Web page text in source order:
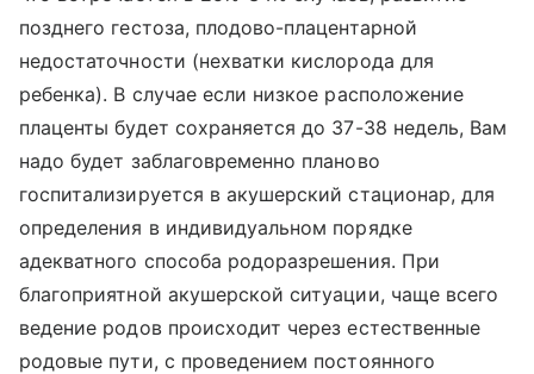
позднего гестоза, плодово-плацентарной
недостаточности (нехватки кислорода для
ребенка). В случае если низкое расположение
плаценты будет сохраняется до 37-38 недель, Вам
надо будет заблаговременно планово
госпитализируется в акушерский стационар, для
определения в индивидуальном порядке
адекватного способа родоразрешения. При
благоприятной акушерской ситуации, чаще всего
ведение родов происходит через естественные
родовые пути, с проведением постоянного